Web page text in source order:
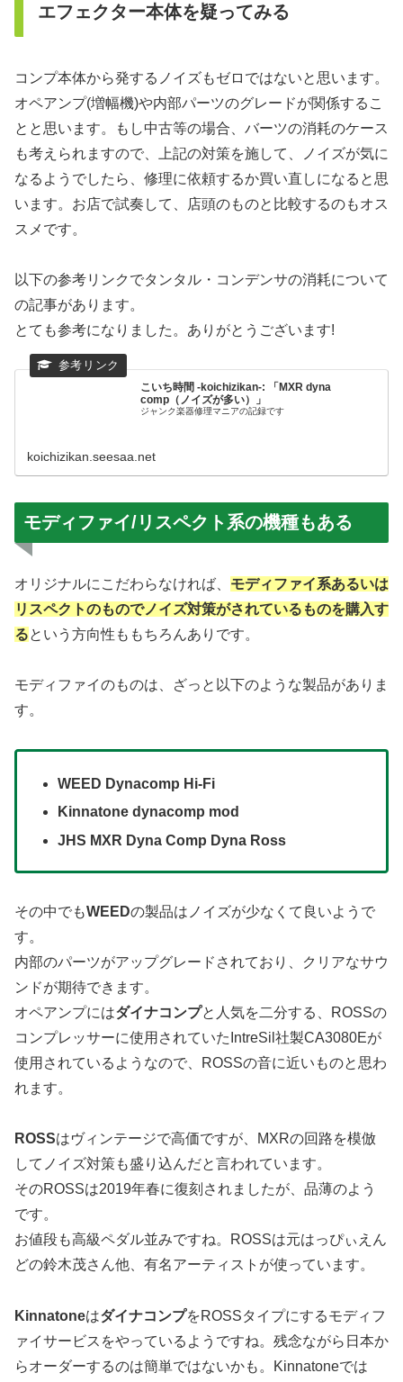
エフェクター本体を疑ってみる
コンプ本体から発するノイズもゼロではないと思います。
オペアンプ(増幅機)や内部パーツのグレードが関係するこ
とと思います。もし中古等の場合、バーツの消耗のケース
も考えられますので、上記の対策を施して、ノイズが気に
なるようでしたら、修理に依頼するか買い直しになると思
います。お店で試奏して、店頭のものと比較するのもオス
スメです。
以下の参考リンクでタンタル・コンデンサの消耗について
の記事があります。
とても参考になりました。ありがとうございます!
こいち時間 -koichizikan-: 「MXR dyna
comp（ノイズが多い）」
ジャンク楽器修理マニアの記録です
koichizikan.seesaa.net
モディファイ/リスペクト系の機種もある
オリジナルにこだわらなければ、 モディファイ系あるいは
リスペクトのものでノイズ対策がされているものを購入す
るという方向性ももちろんありです。
モディファイのものは、ざっと以下のような製品がありま
す。
WEED Dynacomp Hi-Fi
Kinnatone dynacomp mod
JHS MXR Dyna Comp Dyna Ross
その中でもWEEDの製品はノイズが少なくて良いようで
す。
内部のパーツがアップグレードされており、クリアなサウ
ンドが期待できます。
オペアンプにはダイナコンプと人気を二分する、ROSSの
コンプレッサーに使用されていたIntreSil社製CA3080Eが
使用されているようなので、ROSSの音に近いものと思わ
れます。
ROSSはヴィンテージで高価ですが、MXRの回路を模倣
してノイズ対策も盛り込んだと言われています。
そのROSSは2019年春に復刻されましたが、品薄のよう
です。
お値段も高級ペダル並みですね。ROSSは元はっぴぃえん
どの鈴木茂さん他、有名アーティストが使っています。
KinnatoneはダイナコンプをROSSタイプにするモディフ
ァイサービスをやっているようですね。残念ながら日本か
らオーダーするのは簡単ではないかも。Kinnatoneでは